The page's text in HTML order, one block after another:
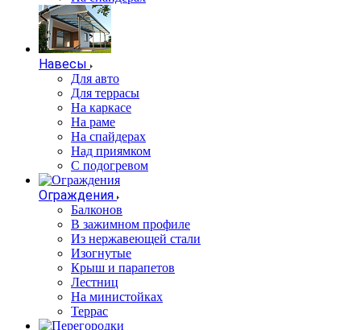
Навесы
Для авто
Для террасы
На каркасе
На раме
На спайдерах
Над приямком
С подогревом
Ограждения
Балконов
В зажимном профиле
Из нержавеющей стали
Изогнутые
Крыш и парапетов
Лестниц
На министойках
Террас